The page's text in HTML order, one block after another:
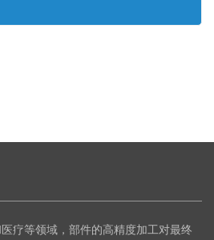
疗等领域，部件的高精度加工对最终